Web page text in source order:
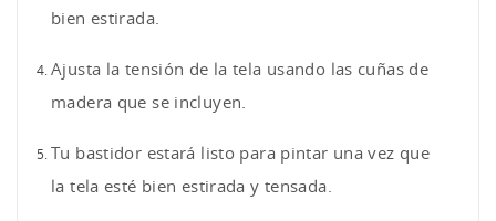
bien estirada.
Ajusta la tensión de la tela usando las cuñas de
madera que se incluyen.
Tu bastidor estará listo para pintar una vez que
la tela esté bien estirada y tensada.